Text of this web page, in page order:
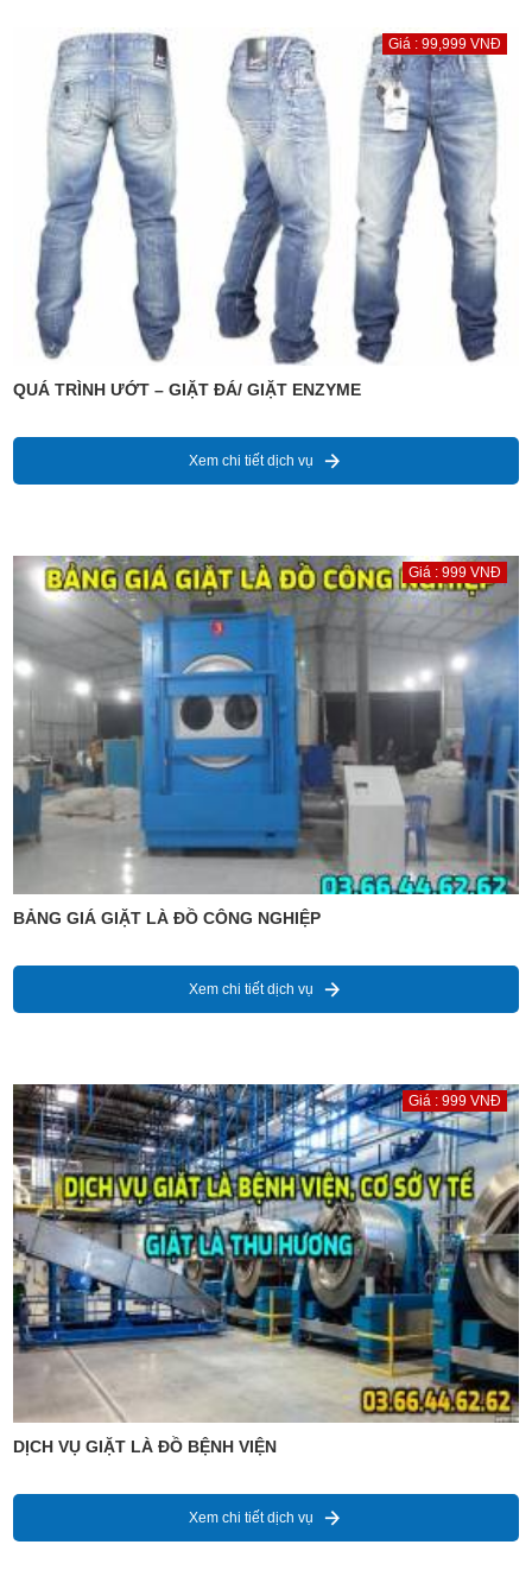
Giá : 99,999 VNĐ
QUÁ TRÌNH ƯỚT – GIẶT ĐÁ/ GIẶT ENZYME
Xem chi tiết dịch vụ
Giá : 999 VNĐ
BẢNG GIÁ GIẶT LÀ ĐỒ CÔNG NGHIỆP
Xem chi tiết dịch vụ
Giá : 999 VNĐ
DỊCH VỤ GIẶT LÀ ĐỒ BỆNH VIỆN
Xem chi tiết dịch vụ